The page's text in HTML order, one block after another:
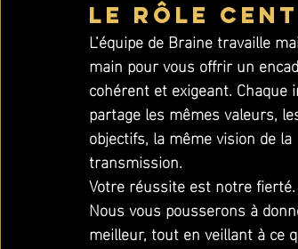
Le rôle
L’équipe de Braine travaille
main pour vous offrir un
cohérent et exigeant.
partage les mêmes valeurs,
objectifs, la même vision de la
transmission.
Votre réussite est notre fierté.
Nous vous pousserons à
meilleur, tout en veillant à ce